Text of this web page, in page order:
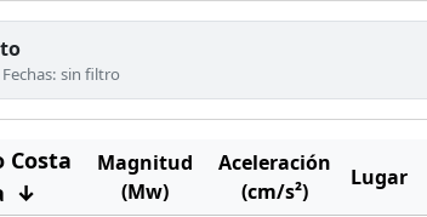
sin filtro
Costa
↓
Magnitud
(Mw)
Aceleración
(cm/s²)
Lugar